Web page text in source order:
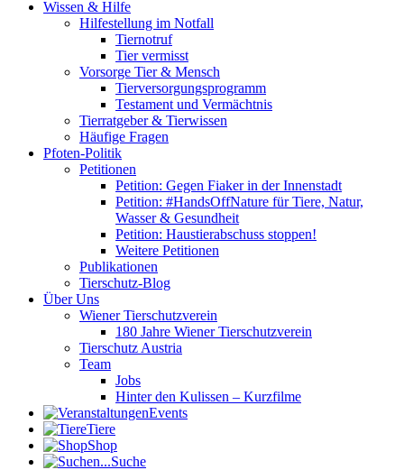
Wissen & Hilfe
Hilfestellung im Notfall
Tiernotruf
Tier vermisst
Vorsorge Tier & Mensch
Tierversorgungsprogramm
Testament und Vermächtnis
Tierratgeber & Tierwissen
Häufige Fragen
Pfoten-Politik
Petitionen
Petition: Gegen Fiaker in der Innenstadt
Petition: #HandsOffNature für Tiere, Natur,
Wasser & Gesundheit
Petition: Haustierabschuss stoppen!
Weitere Petitionen
Publikationen
Tierschutz-Blog
Über Uns
Wiener Tierschutzverein
180 Jahre Wiener Tierschutzverein
Tierschutz Austria
Team
Jobs
Hinter den Kulissen – Kurzfilme
Events
Tiere
Shop
Suche